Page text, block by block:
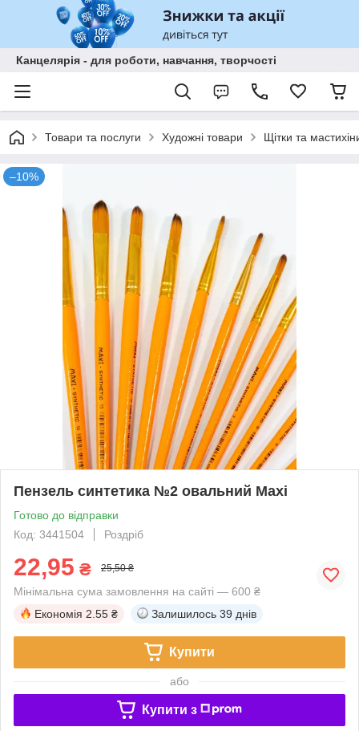
Канцелярія - для роботи, навчання, творчості
Товари та послуги Художні товари Щітки та
–10%
Пензель синтетика №2 овальний Maxi
Готово до відправки
Код: 3441504
Роздріб
22,95 ₴ 25,50 ₴
Мінімальна сума замовлення на сайті — 600 ₴
Економія 2.55 ₴ Залишилось 39 днів
Купити
або
Купити з